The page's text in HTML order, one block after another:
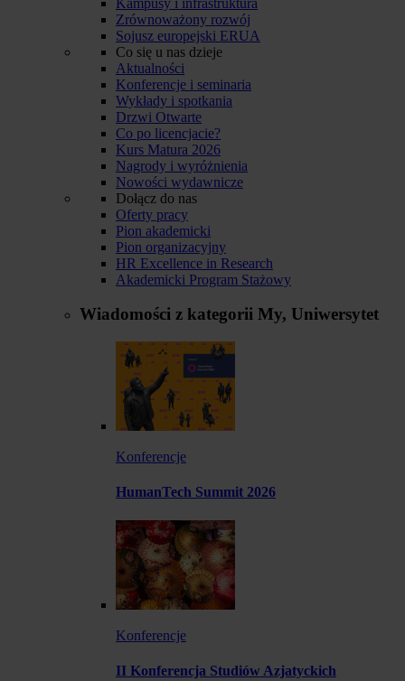
Zrównoważony rozwój
Sojusz europejski ERUA
Co się u nas dzieje
Aktualności
Konferencje i seminaria
Wykłady i spotkania
Drzwi Otwarte
Co po licencjacie?
Kurs Matura 2026
Nagrody i wyróżnienia
Nowości wydawnicze
Dołącz do nas
Oferty pracy
Pion akademicki
Pion organizacyjny
HR Excellence in Research
Akademicki Program Stażowy
Wiadomości z kategorii My, Uniwersytet
Konferencje
HumanTech Summit 2026
Konferencje
II Konferencja Studiów Azjatyckich